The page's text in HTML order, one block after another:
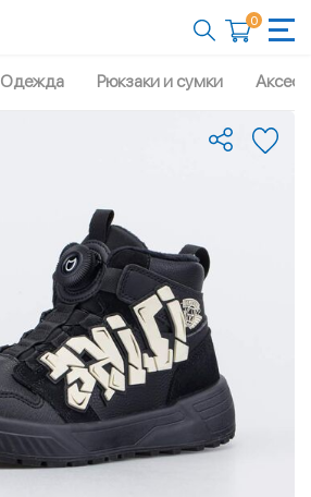
0
Одежда Рюкзаки и сумки